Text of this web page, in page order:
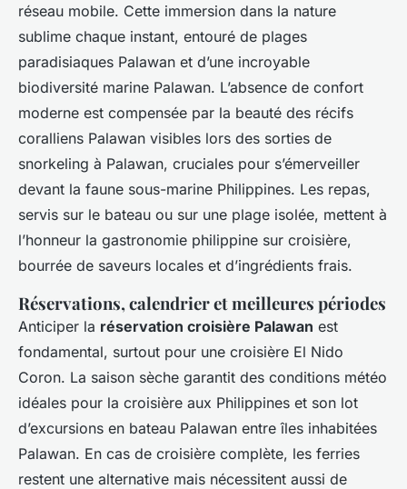
réseau mobile. Cette immersion dans la nature
sublime chaque instant, entouré de plages
paradisiaques Palawan et d’une incroyable
biodiversité marine Palawan. L’absence de confort
moderne est compensée par la beauté des récifs
coralliens Palawan visibles lors des sorties de
snorkeling à Palawan, cruciales pour s’émerveiller
devant la faune sous-marine Philippines. Les repas,
servis sur le bateau ou sur une plage isolée, mettent à
l’honneur la gastronomie philippine sur croisière,
bourrée de saveurs locales et d’ingrédients frais.
Réservations, calendrier et meilleures périodes
Anticiper la réservation croisière Palawan est
fondamental, surtout pour une croisière El Nido
Coron. La saison sèche garantit des conditions météo
idéales pour la croisière aux Philippines et son lot
d’excursions en bateau Palawan entre îles inhabitées
Palawan. En cas de croisière complète, les ferries
restent une alternative mais nécessitent aussi de